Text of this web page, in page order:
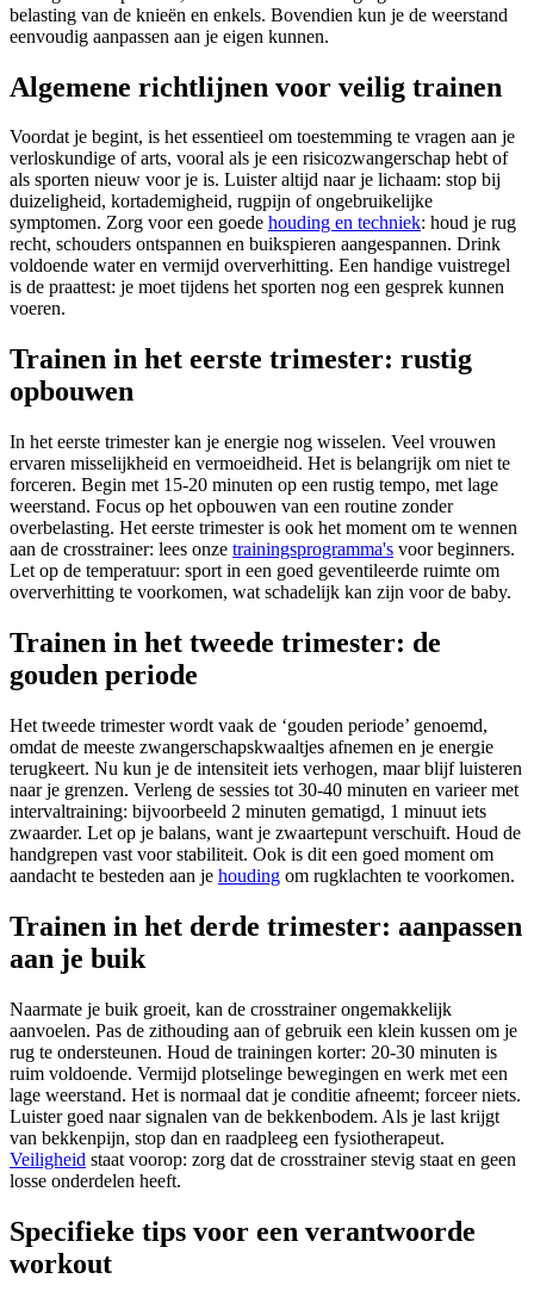
belasting van de knieën en enkels. Bovendien kun je de weerstand
eenvoudig aanpassen aan je eigen kunnen.
Algemene richtlijnen voor veilig trainen
Voordat je begint, is het essentieel om toestemming te vragen aan je
verloskundige of arts, vooral als je een risicozwangerschap hebt of
als sporten nieuw voor je is. Luister altijd naar je lichaam: stop bij
duizeligheid, kortademigheid, rugpijn of ongebruikelijke
symptomen. Zorg voor een goede houding en techniek: houd je rug
recht, schouders ontspannen en buikspieren aangespannen. Drink
voldoende water en vermijd oververhitting. Een handige vuistregel
is de praattest: je moet tijdens het sporten nog een gesprek kunnen
voeren.
Trainen in het eerste trimester: rustig
opbouwen
In het eerste trimester kan je energie nog wisselen. Veel vrouwen
ervaren misselijkheid en vermoeidheid. Het is belangrijk om niet te
forceren. Begin met 15-20 minuten op een rustig tempo, met lage
weerstand. Focus op het opbouwen van een routine zonder
overbelasting. Het eerste trimester is ook het moment om te wennen
aan de crosstrainer: lees onze trainingsprogramma's voor beginners.
Let op de temperatuur: sport in een goed geventileerde ruimte om
oververhitting te voorkomen, wat schadelijk kan zijn voor de baby.
Trainen in het tweede trimester: de
gouden periode
Het tweede trimester wordt vaak de ‘gouden periode’ genoemd,
omdat de meeste zwangerschapskwaaltjes afnemen en je energie
terugkeert. Nu kun je de intensiteit iets verhogen, maar blijf luisteren
naar je grenzen. Verleng de sessies tot 30-40 minuten en varieer met
intervaltraining: bijvoorbeeld 2 minuten gematigd, 1 minuut iets
zwaarder. Let op je balans, want je zwaartepunt verschuift. Houd de
handgrepen vast voor stabiliteit. Ook is dit een goed moment om
aandacht te besteden aan je houding om rugklachten te voorkomen.
Trainen in het derde trimester: aanpassen
aan je buik
Naarmate je buik groeit, kan de crosstrainer ongemakkelijk
aanvoelen. Pas de zithouding aan of gebruik een klein kussen om je
rug te ondersteunen. Houd de trainingen korter: 20-30 minuten is
ruim voldoende. Vermijd plotselinge bewegingen en werk met een
lage weerstand. Het is normaal dat je conditie afneemt; forceer niets.
Luister goed naar signalen van de bekkenbodem. Als je last krijgt
van bekkenpijn, stop dan en raadpleeg een fysiotherapeut.
Veiligheid staat voorop: zorg dat de crosstrainer stevig staat en geen
losse onderdelen heeft.
Specifieke tips voor een verantwoorde
workout